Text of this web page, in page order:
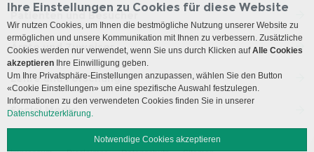
Patienten und Besucher
Ärzte und Zuweiser
Lehre und Forschung
Social Media
Ihre Einstellungen zu Cookies für diese Website
Wir nutzen Cookies, um Ihnen die bestmögliche Nutzung unserer Website zu
ermöglichen und unsere Kommunikation mit Ihnen zu verbessern. Zusätzliche
Cookies werden nur verwendet, wenn Sie uns durch Klicken aufAlle Cookies
akzeptieren Ihre Einwilligung geben.
Um Ihre Privatsphäre-Einstellungen anzupassen, wählen Sie den Button
«Cookie Einstellungen» um eine spezifische Auswahl festzulegen.
Informationen zu den verwendeten Cookies finden Sie in unserer
Datenschutzerklärung.
Notwendige Cookies akzeptieren